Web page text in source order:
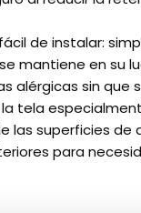
de instalar:
mantiene en su
alérgicas sin que
tela
las superficies
para